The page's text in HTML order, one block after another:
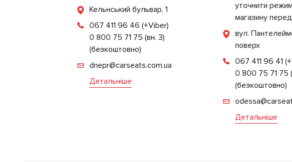
Кельнський бульвар, 1
067 411 96 46 (+Viber)
0 800 75 71 75 (вн. 3)
(безкоштовно)
dnepr@carseats.com.ua
Детальніше
уточнити
магазину
вул.
поверх
067 411 96 41
0 800 75 71 75
(безкоштовно)
Детальніше